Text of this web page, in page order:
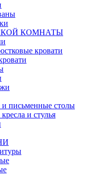
КОМНАТЫ
кровати
письменные столы
и стулья